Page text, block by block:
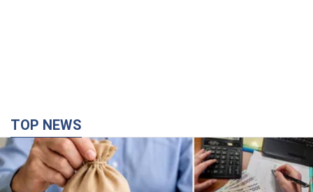
Українці "хакнули" Пенсійний фонд: виплати
масово підвищують через позови, але грошей